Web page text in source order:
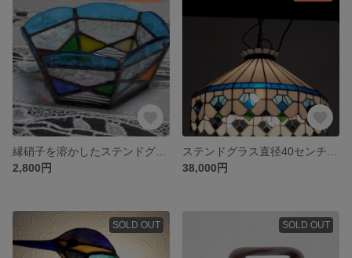
2,800円
38,000円
SOLD OUT SOLD OUT